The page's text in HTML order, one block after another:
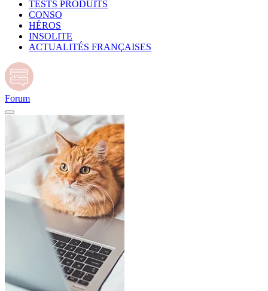
TESTS PRODUITS
CONSO
HÉROS
INSOLITE
ACTUALITÉS FRANÇAISES
Forum